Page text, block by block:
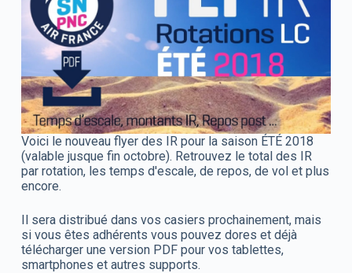
Voici le nouveau flyer des IR pour la saison ÉTÉ 2018
(valable jusque fin octobre). Retrouvez le total des IR
par rotation, les temps d'escale, de repos, de vol et plus
encore.
Il sera distribué dans vos casiers prochainement, mais
si vous êtes adhérents vous pouvez dores et déjà
télécharger une version PDF pour vos tablettes,
smartphones et autres supports.